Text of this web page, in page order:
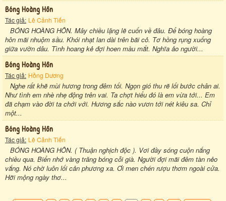
Bóng Hoàng Hôn
Tác giả: Lê Cảnh Tiến
BÓNG HOÀNG HÔN. Mây chiều lặng lẽ cuốn về đâu. Để bóng hoàng
hôn mãi nhuộm sầu. Khói nhạt lan dài trên bãi cỏ. Tơ hồng rụng xuống
giữa vườn dâu. Tình hoang kẻ đợi hoen màu mắt. Nghĩa ảo người...
Bóng Hoàng Hôn
Tác giả: Hồng Dương
Nghe rất khẽ mùi hương trong đêm tối. Ngọn gió thu rẽ lối bước chân ai.
Như tình em nhè nhẹ động trên vai. Ta chợt hiểu đó là em vừa tới... Em
đã chạm vào đời ta chới với. Hương sắc nào vươn tới nét kiêu sa. Chỉ
một...
Bóng Hoàng Hôn
Tác giả: Lê Cảnh Tiến
BÓNG HOÀNG HÔN. ( Thuận nghịch độc ). Vơi đầy sóng cuộn nắng
chiều qua. Biển nhớ vàng trăng bóng cỗi già. Người đợi mãi đêm tàn nẻo
vắng. Nó chờ luôn lối cản phương xa. Ơi men chén rượu thơm ngoài cửa.
Hỡi mộng ngày thơ...